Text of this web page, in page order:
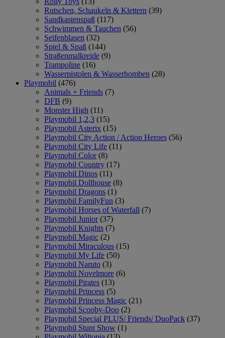
Rutschen, Schaukeln & Klettern (39)
Sandkastenspaß (117)
Schwimmen & Tauchen (56)
Seifenblasen (32)
Spiel & Spaß (144)
Straßenmalkreide (9)
Trampoline (16)
Wasserpistolen & Wasserbomben (28)
Playmobil (476)
Animals + Friends (7)
DFB (9)
Monster High (11)
Playmobil 1,2,3 (15)
Playmobil Asterix (15)
Playmobil City Action / Action Heroes (56)
Playmobil City Life (11)
Playmobil Color (8)
Playmobil Country (17)
Playmobil Dinos (11)
Playmobil Dollhouse (8)
Playmobil Dragons (1)
Playmobil FamilyFun (3)
Playmobil Horses of Waterfall (7)
Playmobil Junior (37)
Playmobil Knights (7)
Playmobil Magic (2)
Playmobil Miraculous (15)
Playmobil My Life (50)
Playmobil Naruto (3)
Playmobil Novelmore (6)
Playmobil Pirates (13)
Playmobil Princess (5)
Playmobil Princess Magic (21)
Playmobil Scooby-Doo (2)
Playmobil Special PLUS/ Friends/ DuoPack (37)
Playmobil Stunt Show (1)